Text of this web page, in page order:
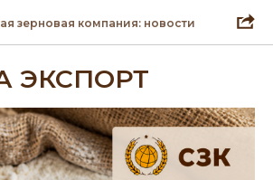
зерновая компания: новости
ЭКСПОРТ